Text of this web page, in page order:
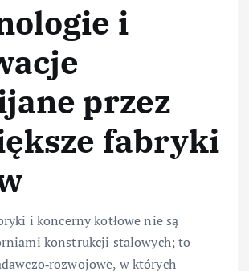
i
przez
fabryki
i koncerny kotłowe nie są
konstrukcji stalowych; to
w których